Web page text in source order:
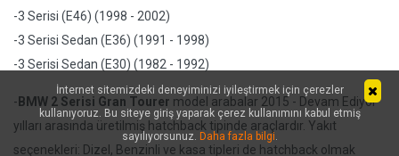
-3 Serisi (E46) (1998 - 2002)
-3 Serisi Sedan (E36) (1991 - 1998)
-3 Serisi Sedan (E30) (1982 - 1992)
- BMW 2 Serisi Gran Tourer model arabalar 2015 - Devam Ediyor
yılları arasında üretilmiş hatchback tipinde araçlardır. Yakıt
seçenekleri: Dizel, Benzinli ve kasa tipleri de hatchback olmak
İnternet sitemizdeki deneyiminizi iyileştirmek için çerezler
kullanıyoruz. Bu siteye giriş yaparak çerez kullanımını kabul etmiş
sayılıyorsunuz. Daha fazla bilgi.